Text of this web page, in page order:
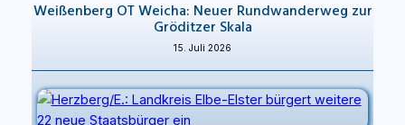
Weißenberg OT Weicha: Neuer Rundwanderweg zur
Gröditzer Skala
15. Juli 2026